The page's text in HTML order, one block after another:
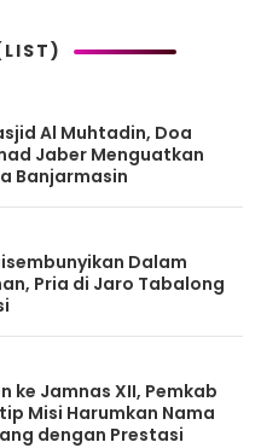
Al Muhtadin, Doa
Jaber Menguatkan
Banjarmasin
Dalam
Pria di Jaro Tabalong
ke Jamnas XII, Pemkab
Misi Harumkan Nama
dengan Prestasi